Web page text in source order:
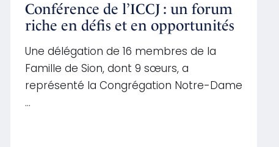
Conférence de l’ICCJ : un forum
riche en défis et en opportunités
Une délégation de 16 membres de la
Famille de Sion, dont 9 sœurs, a
représenté la Congrégation Notre-Dame
…